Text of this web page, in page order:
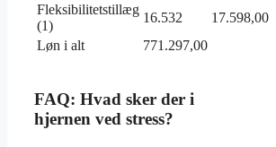
Fleksibilitetstillæg
(1)
16.532
17.598,00
Løn i alt
771.297,00
FAQ: Hvad sker der i
hjernen ved stress?